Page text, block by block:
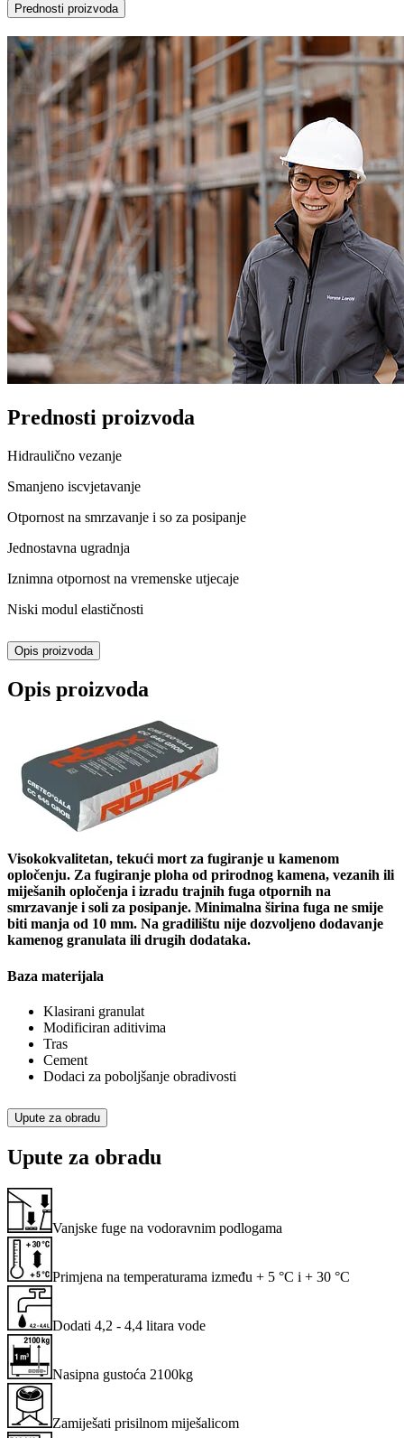
Prednosti proizvoda
Prednosti proizvoda
Hidraulično vezanje
Smanjeno iscvjetavanje
Otpornost na smrzavanje i so za posipanje
Jednostavna ugradnja
Iznimna otpornost na vremenske utjecaje
Niski modul elastičnosti
Opis proizvoda
Opis proizvoda
Visokokvalitetan, tekući mort za fugiranje u kamenom
opločenju. Za fugiranje ploha od prirodnog kamena, vezanih ili
miješanih opločenja i izradu trajnih fuga otpornih na
smrzavanje i soli za posipanje. Minimalna širina fuga ne smije
biti manja od 10 mm. Na gradilištu nije dozvoljeno dodavanje
kamenog granulata ili drugih dodataka.
Baza materijala
Klasirani granulat
Modificiran aditivima
Tras
Cement
Dodaci za poboljšanje obradivosti
Upute za obradu
Upute za obradu
Vanjske fuge na vodoravnim podlogama
Primjena na temperaturama između + 5 °C i + 30 °C
Dodati 4,2 - 4,4 litara vode
Nasipna gustoća 2100kg
Zamiješati prisilnom miješalicom